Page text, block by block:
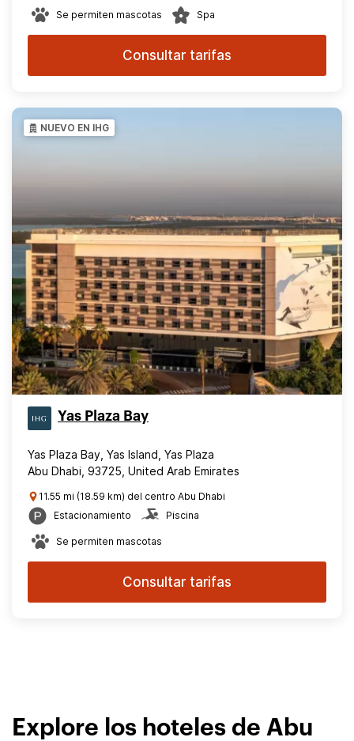
Se permiten mascotas Spa
Consultar tarifas
NUEVO EN IHG
Yas Plaza Bay
Yas Plaza Bay, Yas Island, Yas Plaza
Abu Dhabi, 93725, United Arab Emirates
11.55 mi (18.59 km) del centro Abu Dhabi
Estacionamiento
Piscina
Se permiten mascotas
Consultar tarifas
Explore los hoteles de Abu